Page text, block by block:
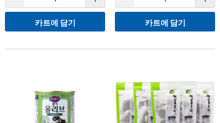
카트에 담기 카트에 담기